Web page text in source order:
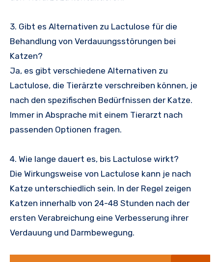
3. Gibt es Alternativen zu Lactulose für die
Behandlung von Verdauungsstörungen bei
Katzen?
Ja, es gibt verschiedene Alternativen zu
Lactulose, die Tierärzte verschreiben können, je
nach den spezifischen Bedürfnissen der Katze.
Immer in Absprache mit einem Tierarzt nach
passenden Optionen fragen.
4. Wie lange dauert es, bis Lactulose wirkt?
Die Wirkungsweise von Lactulose kann je nach
Katze unterschiedlich sein. In der Regel zeigen
Katzen innerhalb von 24-48 Stunden nach der
ersten Verabreichung eine Verbesserung ihrer
Verdauung und Darmbewegung.